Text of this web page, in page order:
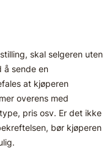
skal selgeren uten
å sende en
at kjøperen
overens med
pris osv. Er det ikke
bør kjøperen